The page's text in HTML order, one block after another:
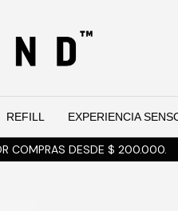
COMPRAS DESDE $ 200.000.
REFILL EXPERIENCIA